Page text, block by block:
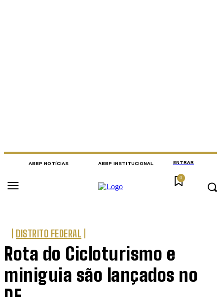
ABBP NOTÍCIAS ABBP INSTITUCIONAL ENTRAR
0
DISTRITO FEDERAL
Rota do Cicloturismo e
miniguia são lançados no